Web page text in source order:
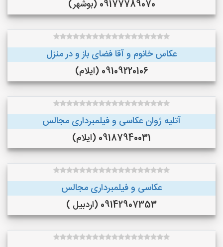
09177789070 (بوشهر)
عکاس خانوم و آقا فضای باز و در منزل
09109220106 (ایلام)
آتلیه ژوان عکاسی و فیلمبرداری مجالس
09187940031 (ایلام)
عکاسی و فیلمبرداری مجالس
09142907353 (اردبیل )